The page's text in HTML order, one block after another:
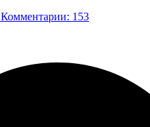
Комментарии: 153